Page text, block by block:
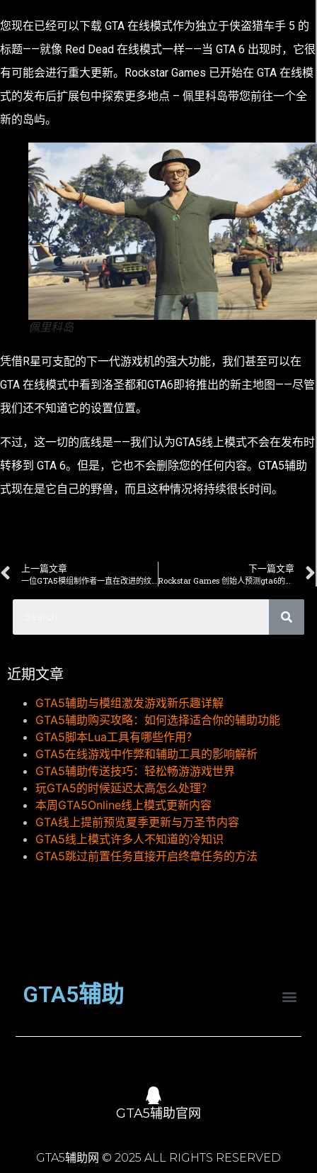
您现在已经可以下载 GTA 在线模式作为独立于侠盗猎车手 5 的
标题——就像 Red Dead 在线模式一样——当 GTA 6 出现时，它很
有可能会进行重大更新。Rockstar Games 已开始在 GTA 在线模
式的发布后扩展包中探索更多地点 – 佩里科岛带您前往一个全
新的岛屿。
佩里科岛
凭借R星可支配的下一代游戏机的强大功能，我们甚至可以在
GTA 在线模式中看到洛圣都和GTA6即将推出的新主地图——尽管
我们还不知道它的设置位置。
不过，这一切的底线是——我们认为GTA5线上模式不会在发布时
转移到 GTA 6。但是，它也不会删除您的任何内容。GTA5辅助
式现在是它自己的野兽，而且这种情况将持续很长时间。
上一篇文章 下一篇文章
Rockstar Games 创始人预测gta6的重大变化
近期文章
GTA5辅助与模组激发游戏新乐趣详解
GTA5辅助购买攻略：如何选择适合你的辅助功能
GTA5脚本Lua工具有哪些作用？
GTA5在线游戏中作弊和辅助工具的影响解析
GTA5辅助传送技巧：轻松畅游游戏世界
玩GTA5的时候延迟太高怎么处理？
本周GTA5Online线上模式更新内容
GTA线上提前预览夏季更新与万圣节内容
GTA5线上模式许多人不知道的冷知识
GTA5跳过前置任务直接开启终章任务的方法
GTA5辅助
GTA5辅助官网
GTA5辅助网 © 2025 ALL RIGHTS RESERVED